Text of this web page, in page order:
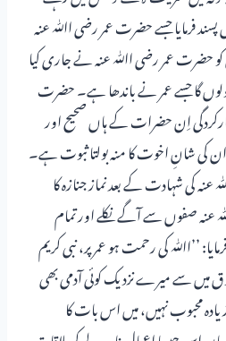
فرمایا جسے حضرت عمر رضی اﷲ عنہ
کو حضرت عمر رضی اﷲ عنہ نے جاری کیا
گا جسے عمر نے باندھا ہے۔ حضرت
اِن حضرات کے ہاں صحیح اور
کی شانِ اخوت کا منہ بولتا ثبوت ہے۔
کی شہادت کے بعد نماز جنازہ کا
صفوں سے آگے نکلے اور تمام
’’اﷲ کی رحمت ہو عمر پر، نبی کریم
میں سے میرے نزدیک کوئی آدمی بھی
محبوب نہیں، میں اس بات کا